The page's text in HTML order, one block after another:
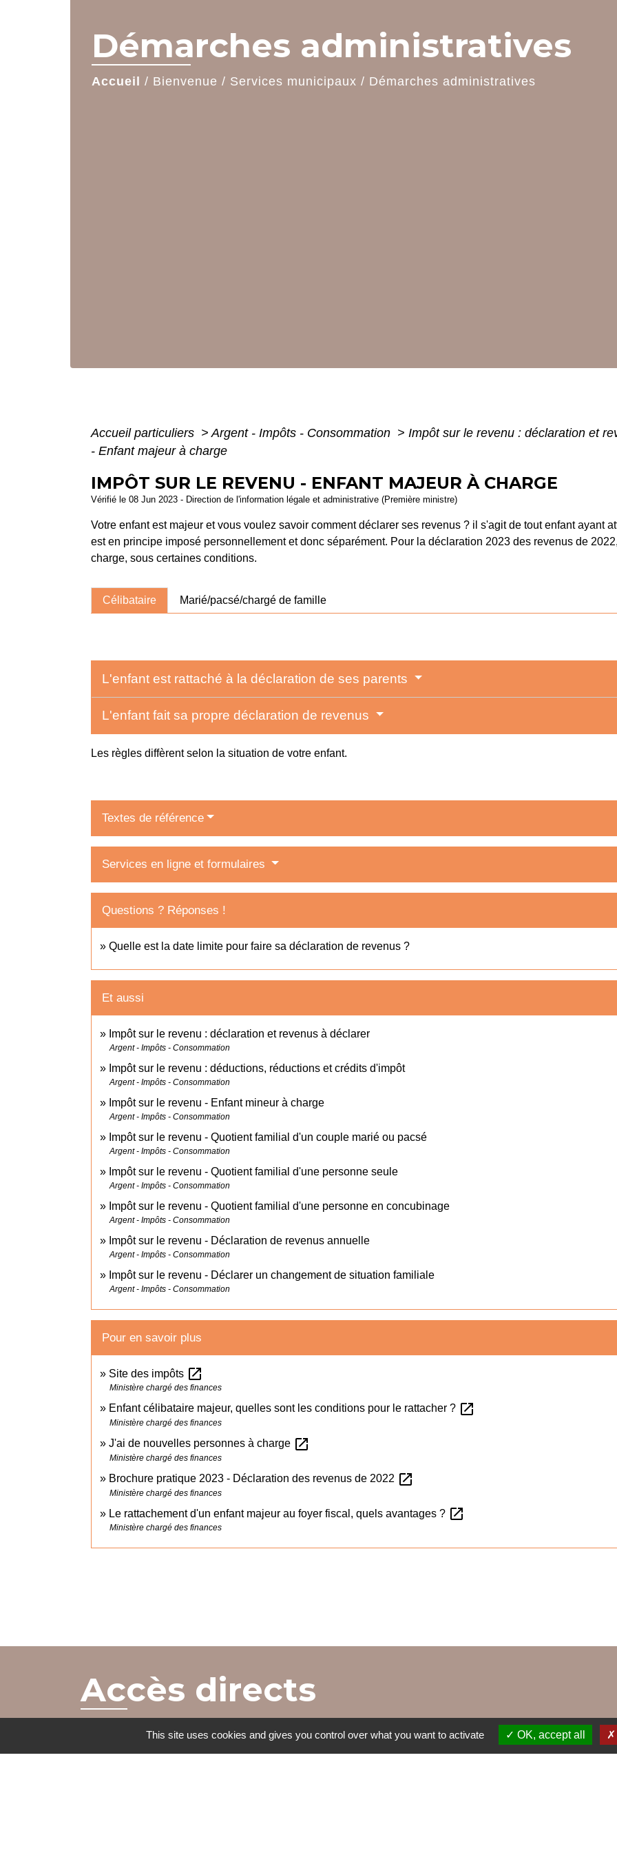
Démarches administratives
Accueil / Bienvenue / Services municipaux / Démarches administratives
Accueil particuliers > Argent - Impôts - Consommation > Impôt sur le revenu : déclaration et
- Enfant majeur à charge
IMPÔT SUR LE REVENU - ENFANT MAJEUR À CHARGE
Vérifié le 08 Jun 2023 - Direction de l'information légale et administrative (Première ministre)
Votre enfant est majeur et vous voulez savoir comment déclarer ses revenus ? il s'agit de tout enfant ayant
est en principe imposé personnellement et donc séparément. Pour la déclaration 2023 des revenus de
charge, sous certaines conditions.
Célibataire Marié/pacsé/chargé de famille
L'enfant est rattaché à la déclaration de ses parents
L'enfant fait sa propre déclaration de revenus
Les règles diffèrent selon la situation de votre enfant.
Textes de référence
Services en ligne et formulaires
Questions ? Réponses !
Quelle est la date limite pour faire sa déclaration de revenus ?
Et aussi
Impôt sur le revenu : déclaration et revenus à déclarer
Argent - Impôts - Consommation
Impôt sur le revenu : déductions, réductions et crédits d'impôt
Argent - Impôts - Consommation
Impôt sur le revenu - Enfant mineur à charge
Argent - Impôts - Consommation
Impôt sur le revenu - Quotient familial d'un couple marié ou pacsé
Argent - Impôts - Consommation
Impôt sur le revenu - Quotient familial d'une personne seule
Argent - Impôts - Consommation
Impôt sur le revenu - Quotient familial d'une personne en concubinage
Argent - Impôts - Consommation
Impôt sur le revenu - Déclaration de revenus annuelle
Argent - Impôts - Consommation
Impôt sur le revenu - Déclarer un changement de situation familiale
Argent - Impôts - Consommation
Pour en savoir plus
Site des impôts open_in_new
Ministère chargé des finances
Enfant célibataire majeur, quelles sont les conditions pour le rattacher ? open_in_new
Ministère chargé des finances
J'ai de nouvelles personnes à charge open_in_new
Ministère chargé des finances
Brochure pratique 2023 - Déclaration des revenus de 2022 open_in_new
Ministère chargé des finances
Le rattachement d'un enfant majeur au foyer fiscal, quels avantages ? open_in_new
Ministère chargé des finances
Accès directs
This site uses cookies and gives you control over what you want to activate OK, accept all